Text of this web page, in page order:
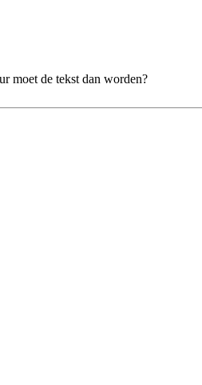
moet de tekst dan worden?